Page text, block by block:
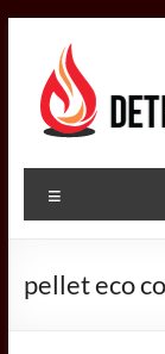
contenu
dans
pellet eco